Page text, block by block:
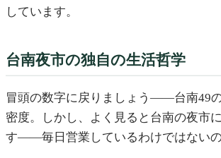
しています。
台南夜市の独自の生活哲学
冒頭の数字に戻りましょう——台南49
密度。しかし、よく見ると台南の夜市
す——毎日営業しているわけではないの